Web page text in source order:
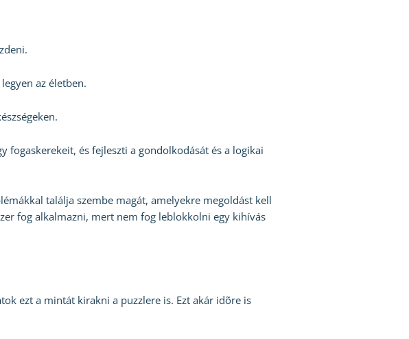
az életben.
fogaskerekeit, és fejleszti a gondolkodását és a logikai
találja szembe magát, amelyekre megoldást kell
fog alkalmazni, mert nem fog leblokkolni egy kihívás
ezt a mintát kirakni a puzzlere is. Ezt akár idõre is